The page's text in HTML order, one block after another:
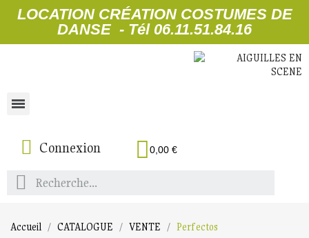
LOCATION CRÉATION COSTUMES DE
DANSE - Tél 06.11.51.84.16
Connexion 0,00 €
Accueil CATALOGUE VENTE Perfectos